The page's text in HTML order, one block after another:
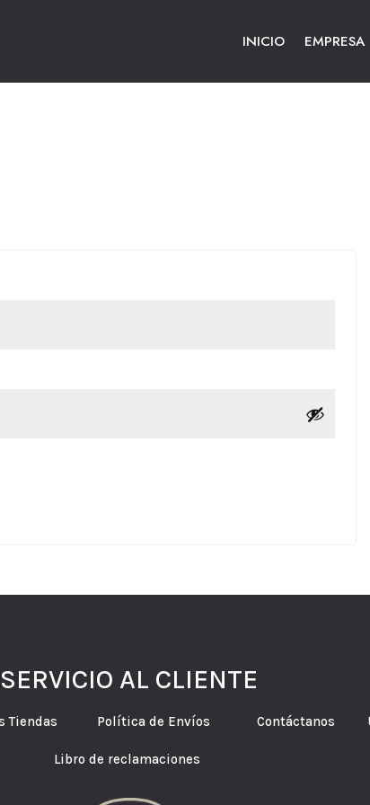
INICIO EMPRESA
SERVICIO AL CLIENTE
Tiendas Política de Envíos Contáctanos
Libro de reclamaciones